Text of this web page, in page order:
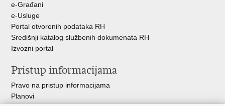
e-Građani
e-Usluge
Portal otvorenih podataka RH
Središnji katalog službenih dokumenata RH
Izvozni portal
Pristup informacijama
Pravo na pristup informacijama
Planovi